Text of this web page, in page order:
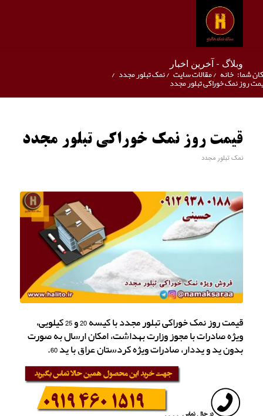
وبلاگ - آخرین اخبار
شما: خانه /مقالات سایت /نمک تبلور مجدد /
روز نمک خوراکی تبلور مجدد
قیمت روز نمک خوراکی تبلور مجدد
نمک تبلور مجدد
قیمت روز نمک خوراکی تبلور مجدد با کیسه 20 و 25 کیلویی،
ویژه صادرات با مجوز وزارت بهداشت، امکان ارسال به صورت
بدون ید و یددار، صادرات ویژه کردستان عراق با ید 60.